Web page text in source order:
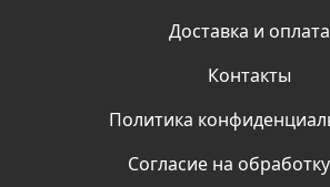
Доставка и оплата
Контакты
Политика
Согласие на